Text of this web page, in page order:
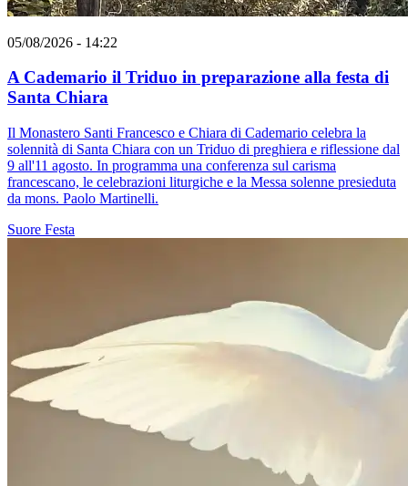
05/08/2026 - 14:22
A Cademario il Triduo in preparazione alla festa di
Santa Chiara
Il Monastero Santi Francesco e Chiara di Cademario celebra la
solennità di Santa Chiara con un Triduo di preghiera e riflessione dal
9 all'11 agosto. In programma una conferenza sul carisma
francescano, le celebrazioni liturgiche e la Messa solenne presieduta
da mons. Paolo Martinelli.
Suore Festa